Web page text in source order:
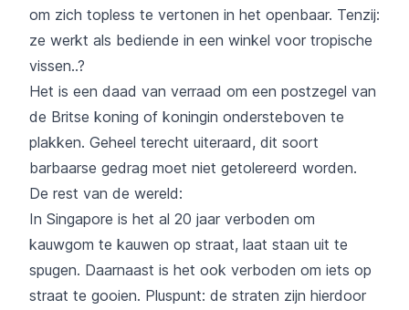
om zich topless te vertonen in het openbaar. Tenzij:
ze werkt als bediende in een winkel voor tropische
vissen..?
Het is een daad van verraad om een postzegel van
de Britse koning of koningin ondersteboven te
plakken. Geheel terecht uiteraard, dit soort
barbaarse gedrag moet niet getolereerd worden.
De rest van de wereld:
In Singapore is het al 20 jaar verboden om
kauwgom te kauwen op straat, laat staan uit te
spugen. Daarnaast is het ook verboden om iets op
straat te gooien. Pluspunt: de straten zijn hierdoor